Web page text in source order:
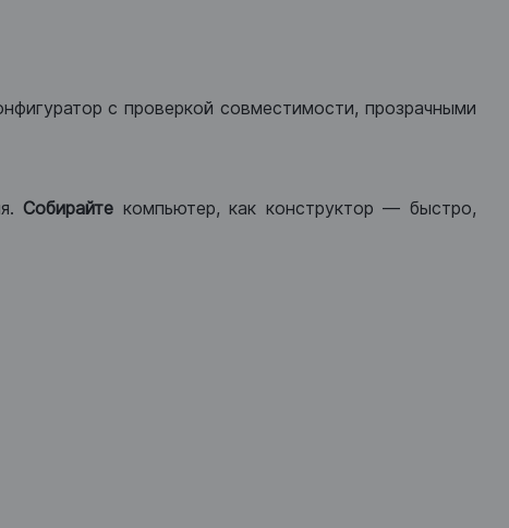
с проверкой совместимости, прозрачными
Собирайте компьютер, как конструктор — быстро,